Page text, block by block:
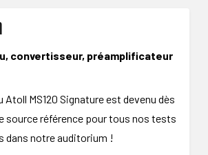
convertisseur, préamplificateur
Atoll MS120 Signature est devenu dès
source référence pour tous nos tests
dans notre auditorium !